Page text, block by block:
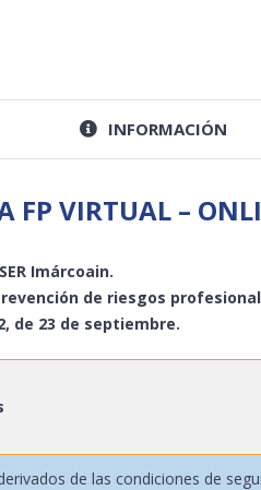
INFORMACIÓN
FP VIRTUAL –
Imárcoain.
de riesgos
de 23 de septiembre.
de las condiciones de